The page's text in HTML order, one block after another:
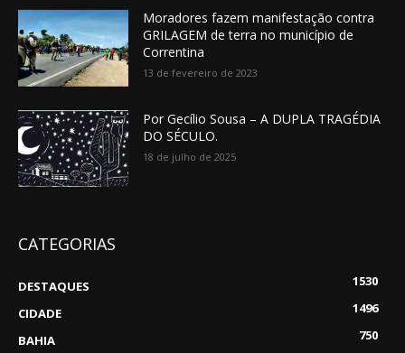
Moradores fazem manifestação contra
GRILAGEM de terra no município de
Correntina
13 de fevereiro de 2023
Por Gecílio Sousa – A DUPLA TRAGÉDIA
DO SÉCULO.
18 de julho de 2025
CATEGORIAS
DESTAQUES
1530
CIDADE
1496
BAHIA
750